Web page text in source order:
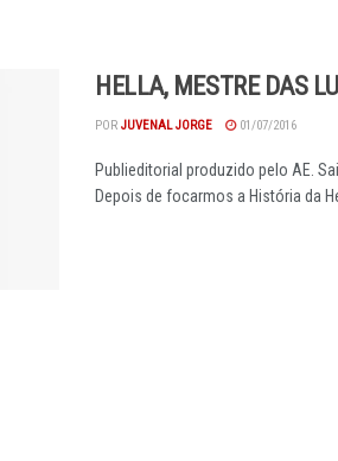
HELLA, MESTRE DAS
POR JUVENAL JORGE 01/07/2016
Publieditorial produzido pelo AE.
Depois de focarmos a História da